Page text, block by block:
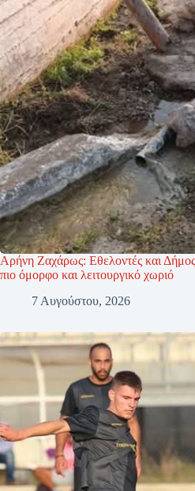
Αρήνη Ζαχάρως: Εθελοντές και Δήμος
πιο όμορφο και λειτουργικό χωριό
7 Αυγούστου, 2026